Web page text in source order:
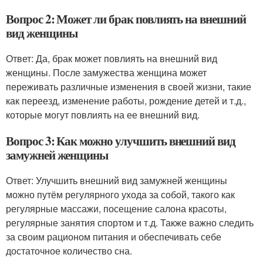
Вопрос 2: Может ли брак повлиять на внешний
вид женщины
Ответ: Да, брак может повлиять на внешний вид
женщины. После замужества женщина может
переживать различные изменения в своей жизни, такие
как переезд, изменение работы, рождение детей и т.д.,
которые могут повлиять на ее внешний вид.
Вопрос 3: Как можно улучшить внешний вид
замужней женщины
Ответ: Улучшить внешний вид замужней женщины
можно путём регулярного ухода за собой, такого как
регулярные массажи, посещение салона красоты,
регулярные занятия спортом и т.д. Также важно следить
за своим рационом питания и обеспечивать себе
достаточное количество сна.